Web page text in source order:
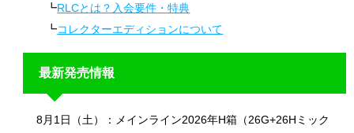
RLCとは？入会要件・特典
コレクターエディションについて
最新発売情報
8月1日（土）：メインライン2026年H箱（26G+26Hミック